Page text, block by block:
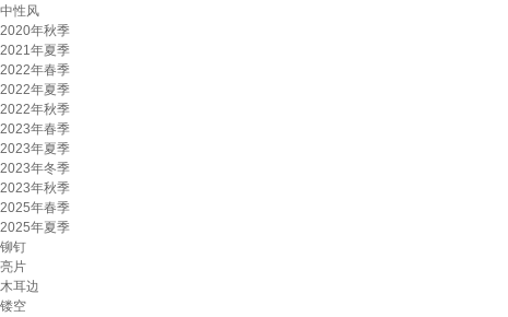
中性风
2020年秋季
2021年夏季
2022年春季
2022年夏季
2022年秋季
2023年春季
2023年夏季
2023年冬季
2023年秋季
2025年春季
2025年夏季
铆钉
亮片
木耳边
镂空